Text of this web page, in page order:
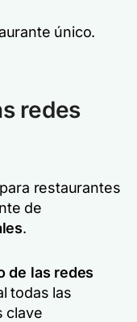
único.
redes
restaurantes
de
.
de las redes
todas las
clave